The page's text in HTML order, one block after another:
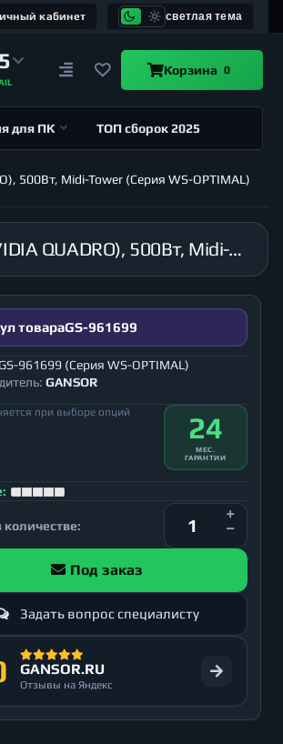
кабинет светлая тема
Корзина 0
для ПК ТОП сборок 2025
500Вт, Midi-Tower (Серия WS-OPTIMAL)
Рабочая станция GANSOR-961699 Intel i9-10920X 3.5 ГГц, X299, 64Гб 2666 МГц, HDD 3Тб, RTX 4000 8Гб (NVIDIA QUADRO), 500Вт, Midi-Tower (Серия WS-OPTIMAL)
товараGS-961699
GS-961699 (Серия WS-OPTIMAL)
GANSOR
при выборе опций 24
МЕС.
ГАРАНТИИ
количестве:
Под заказ
Задать вопрос специалисту
GANSOR.RU
Отзывы на Яндекс